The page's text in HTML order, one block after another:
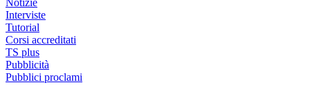
Notizie
Interviste
Tutorial
Corsi accreditati
TS plus
Pubblicità
Pubblici proclami